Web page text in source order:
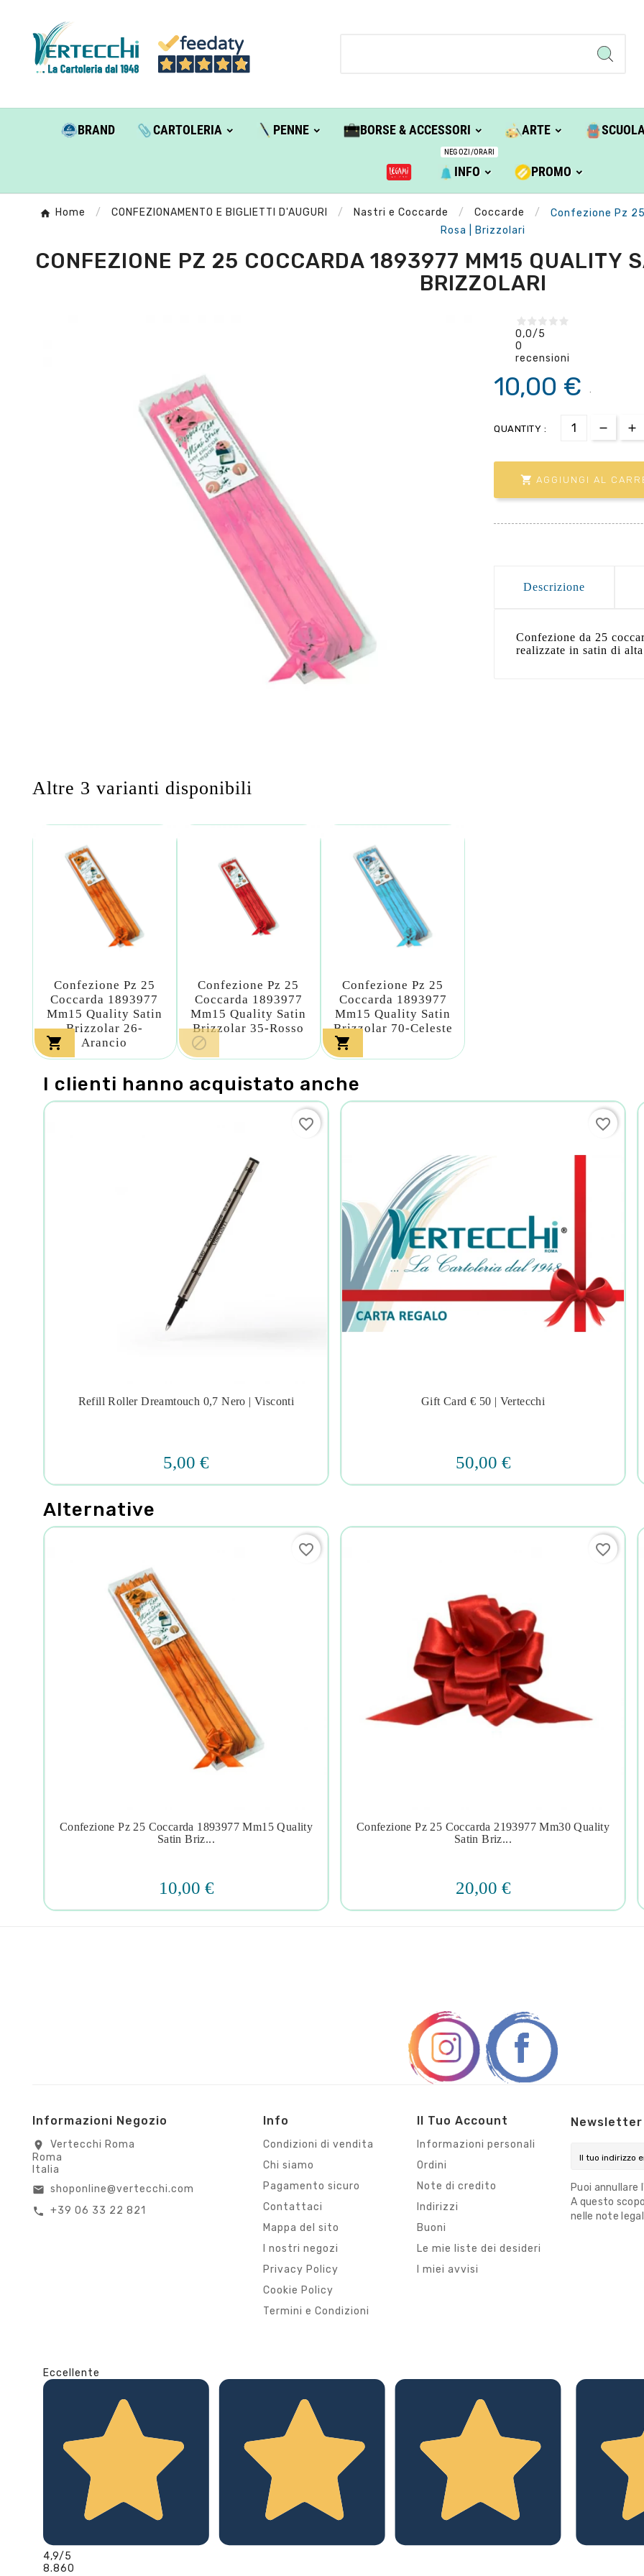
BRAND CARTOLERIA PENNE BORSE & ACCESSORI ARTE
INFO
NEGOZI/ORARI
PROMO
Home CONFEZIONAMENTO E BIGLIETTI D'AUGURI Nastri e Coccarde Coccarde
Confezione Pz
Rosa | Brizzolari
CONFEZIONE PZ 25 COCCARDA 1893977 MM15 QUALITY
BRIZZOLARI
0,0/5
0
recensioni
10,00 €
QUANTITY :
 AGGIUNGI AL
Descrizione
Confezione da 25
realizzate in satin di
Altre 3 varianti disponibili
Confezione Pz 25
Coccarda 1893977
Mm15 Quality Satin
Brizzolar 26-
Arancio

Confezione Pz 25
Coccarda 1893977
Mm15 Quality Satin
Brizzolar 35-Rosso

Confezione Pz 25
Coccarda 1893977
Mm15 Quality Satin
Brizzolar 70-Celeste

I clienti hanno acquistato anche

Refill Roller Dreamtouch 0,7 Nero | Visconti
5,00 €
favorite_border

Gift Card € 50 | Vertecchi
50,00 €
favorite_border
Alternative
 
Confezione Pz 25 Coccarda 1893977 Mm15 Quality
Satin Briz...
10,00 €
favorite_border
 
Confezione Pz 25 Coccarda 2193977 Mm30 Quality
Satin Briz...
20,00 €
favorite_border
Informazioni Negozio
location_on
Vertecchi Roma
Roma
Italia
email shoponline@vertecchi.com
call +39 06 33 22 821
Info
Condizioni di vendita
Chi siamo
Pagamento sicuro
Contattaci
Mappa del sito
I nostri negozi
Privacy Policy
Cookie Policy
Termini e Condizioni
Il Tuo Account
Informazioni personali
Ordini
Note di credito
Indirizzi
Buoni
Le mie liste dei desideri
I miei avvisi
Newsletter
Puoi annullare
A questo
nelle note
Eccellente
4,9/5
8.860